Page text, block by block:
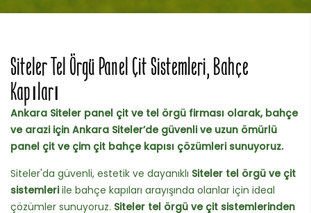
Siteler Tel Örgü Panel Çit Sistemleri, Bahçe
Kapıları
Ankara Siteler panel çit ve tel örgü firması olarak, bahçe
ve arazi için Ankara Siteler’de güvenli ve uzun ömürlü
panel çit ve çim çit bahçe kapısı çözümleri sunuyoruz.
Siteler'da güvenli, estetik ve dayanıklı Siteler tel örgü ve çit
sistemleriile bahçe kapıları arayışında olanlar için ideal
çözümler sunuyoruz. Siteler tel örgü ve çit sistemlerinden